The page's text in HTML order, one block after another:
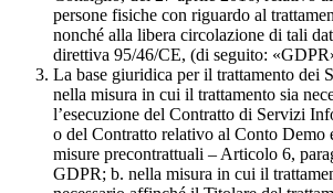
persone fisiche con riguardo al
nonché alla libera circolazione di tali
direttiva 95/46/CE, (di seguito:
La base giuridica per il trattamento dei
nella misura in cui il trattamento sia
l’esecuzione del Contratto di Servizi
o del Contratto relativo al Conto Demo
misure precontrattuali – Articolo 6,
GDPR; b. nella misura in cui il